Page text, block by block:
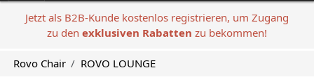
Jetzt als B2B-Kunde kostenlos registrieren, um Zugang
zu den exklusiven Rabatten zu bekommen!
Rovo Chair ROVO LOUNGE